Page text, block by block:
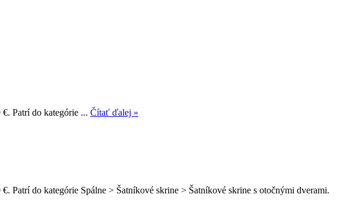
Patrí do kategórie ... Čítať ďalej »
Patrí do kategórie Spálne > Šatníkové skrine > Šatníkové skrine s otočnými dverami.